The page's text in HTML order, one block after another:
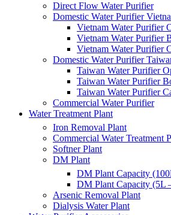
Direct Flow Water Purifier
Domestic Water Purifier
Vietnam Water Purifier
Vietnam Water Purifier
Vietnam Water Purifier
Domestic Water Purifier
Taiwan Water Purifier
Taiwan Water Purifier
Taiwan Water Purifier
Commercial Water Purifier
Water Treatment Plant
Iron Removal Plant
Commercial Water Treatment
Softner Plant
DM Plant
DM Plant Capacity
DM Plant Capacity (5L
Arsenic Removal Plant
Dialysis Water Plant